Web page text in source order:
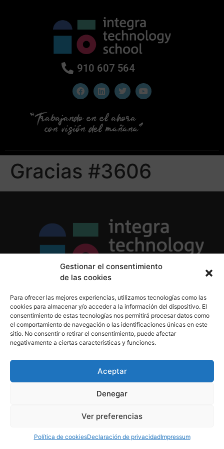
Gestionar el consentimiento
de las cookies
Para ofrecer las mejores experiencias, utilizamos tecnologías como las
cookies para almacenar y/o acceder a la información del dispositivo. El
consentimiento de estas tecnologías nos permitirá procesar datos como
el comportamiento de navegación o las identificaciones únicas en este
sitio. No consentir o retirar el consentimiento, puede afectar
negativamente a ciertas características y funciones.
Aceptar
Denegar
Ver preferencias
Política de cookiesDeclaración de privacidadImpressum
910 607 564
Gracias #3606
Política de Cookies
Aviso Legal
910 607 564
derechos reservados